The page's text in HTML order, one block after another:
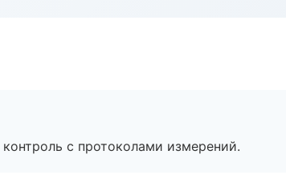
с протоколами измерений.